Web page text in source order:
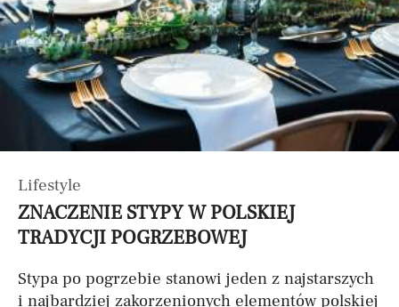
Lifestyle
ZNACZENIE STYPY W POLSKIEJ
TRADYCJI POGRZEBOWEJ
Stypa po pogrzebie stanowi jeden z najstarszych
i najbardziej zakorzenionych elementów polskiej